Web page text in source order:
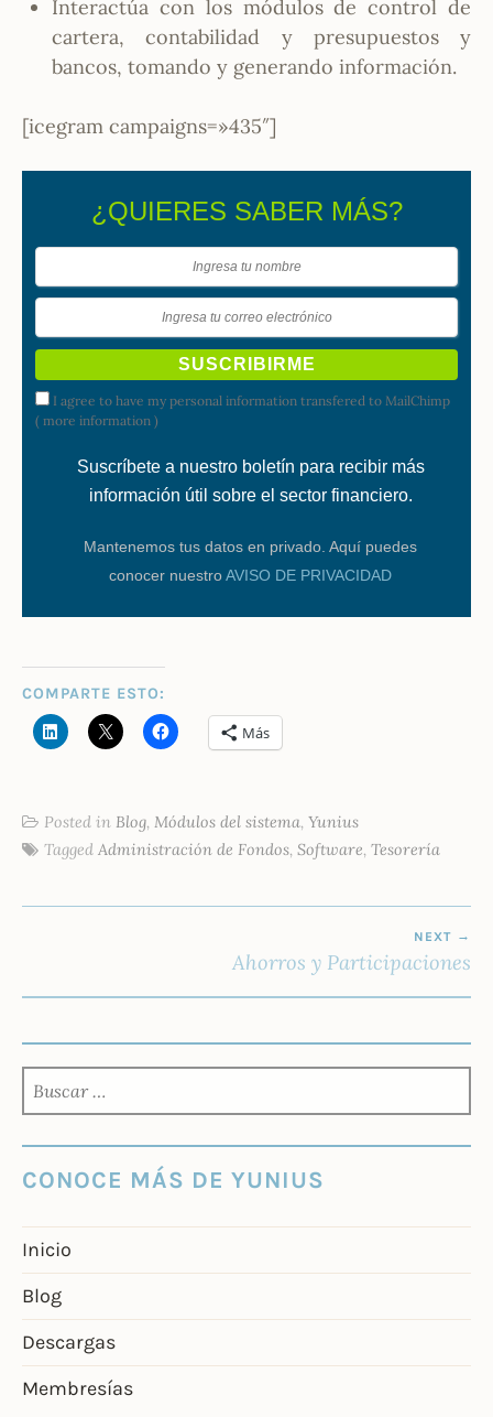
Interactúa con los módulos de control de
cartera, contabilidad y presupuestos y
bancos, tomando y generando información.
[icegram campaigns=»435″]
¿QUIERES SABER MÁS?
I agree to have my personal information transfered to MailChimp
(more information )
Suscríbete a nuestro boletín para recibir más
información útil sobre el sector financiero.
Mantenemos tus datos en privado. Aquí puedes
conocer nuestroAVISO DE PRIVACIDAD
COMPARTE ESTO:
Más
Posted in Blog, Módulos del sistema, Yunius
Tagged Administración de Fondos, Software, Tesorería
NEXT
Ahorros y Participaciones
CONOCE MÁS DE YUNIUS
Inicio
Blog
Descargas
Membresías